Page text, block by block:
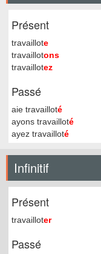
Présent
travaillote
travaillotons
travaillotez
Passé
aie travailloté
ayons travailloté
ayez travailloté
Infinitif
Présent
travailloter
Passé